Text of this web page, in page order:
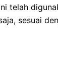
telah
sesuai